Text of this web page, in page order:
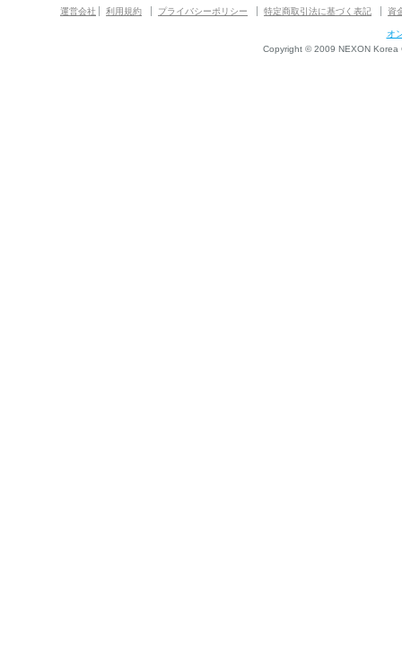
運営会社 利用規約 プライバシーポリシー 特定商取引法に基づく表記 資
オ
Copyright © 2009 NEXON Korea